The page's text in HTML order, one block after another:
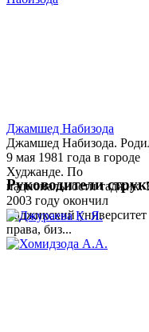
Джамшед Набизода
Джамшед Набизода.
9 мая 1981 года в городе
Худжанде. По
национальности таджик.
2003 году окончил
Таджикский университет
права, биз...
Руководители